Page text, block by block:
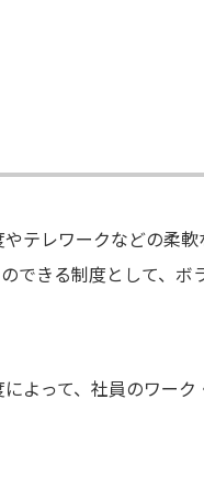
テレワークなどの柔
できる制度として、ボ
よって、社員のワーク